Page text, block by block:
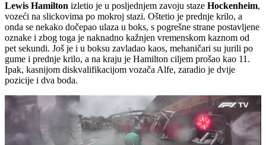
Lewis Hamilton izletio je u posljednjem zavoju staze Hockenheim,
vozeći na slickovima po mokroj stazi. Oštetio je prednje krilo, a
onda se nekako dočepao ulaza u boks, s pogrešne strane postavljene
oznake i zbog toga je naknadno kažnjen vremenskom kaznom od
pet sekundi. Još je i u boksu zavladao kaos, mehaničari su jurili po
gume i prednje krilo, a na kraju je Hamilton ciljem prošao kao 11.
Ipak, kasnijom diskvalifikacijom vozača Alfe, zaradio je dvije
pozicije i dva boda.